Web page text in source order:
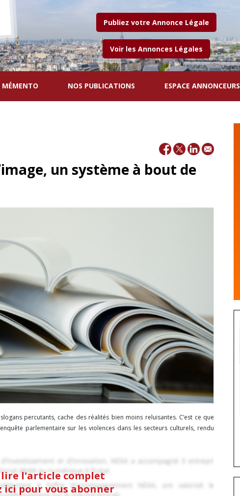
Publiez votre Annonce Légale
Voir les Annonces Légales
MÉMENTO NOS PUBLICATIONS ESPACE ANNONCEURS
un système à bout de
percutants, cache des réalités bien moins reluisantes. C’est ce que
parlementaire sur les violences dans les secteurs culturels, rendu
lire l'article complet
ici pour vous abonner